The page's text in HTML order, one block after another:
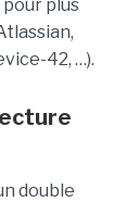
plus
42, …).
double